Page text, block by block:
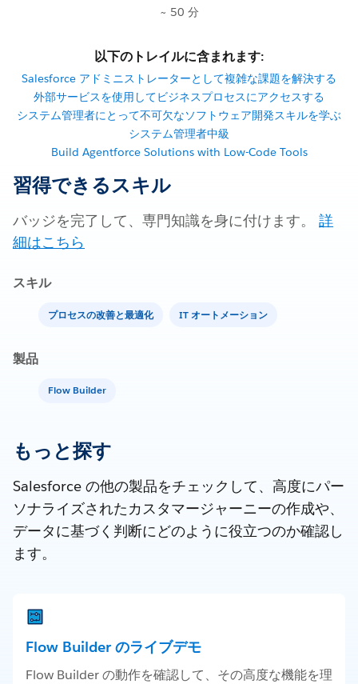
~ 50 分
以下のトレイルに含まれます:
Salesforce アドミニストレーターとして複雑な課題を解決する
外部サービスを使用してビジネスプロセスにアクセスする
システム管理者にとって不可欠なソフトウェア開発スキルを学ぶ
システム管理者中級
Build Agentforce Solutions with Low-Code Tools
習得できるスキル
バッジを完了して、専門知識を身に付けます。 詳
細はこちら
スキル
プロセスの改善と最適化 IT オートメーション
製品
Flow Builder
もっと探す
Salesforce の他の製品をチェックして、高度にパー
ソナライズされたカスタマージャーニーの作成や、
データに基づく判断にどのように役立つのか確認し
ます。
Flow Builder のライブデモ
Flow Builder の動作を確認して、その高度な機能を理